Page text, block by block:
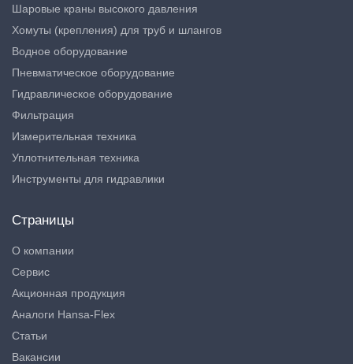
Шаровые краны высокого давления
Хомуты (крепления) для труб и шлангов
Водное оборудование
Пневматическое оборудование
Гидравлическое оборудование
Фильтрация
Измерительная техника
Уплотнительная техника
Инструменты для гидравлики
Страницы
О компании
Сервис
Акционная продукция
Аналоги Hansa-Flex
Статьи
Вакансии